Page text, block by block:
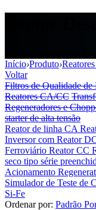
Início›Produto›
Voltar
Filtros de Qualidade de
Reatores CA/CC
Regeneradores e
starter de alta tensão
Reator de linha CA
Inversor com Reator
Ferroviário Reator CC
seco tipo série
Acionamento
Simulador de Teste de
Si-Fe
Ordenar por: Padrão